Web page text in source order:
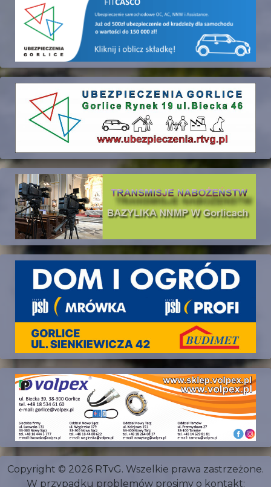
Copyright © 2026 RTvG. Wszelkie prawa zastrzeżone.
W przypadku problemów prosimy o kontakt: